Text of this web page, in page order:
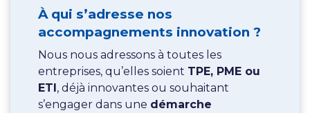
À qui s’adresse nos
accompagnements innovation ?
Nous nous adressons à toutes les
entreprises, qu’elles soient TPE, PME ou
ETI, déjà innovantes ou souhaitant
s’engager dans une démarche